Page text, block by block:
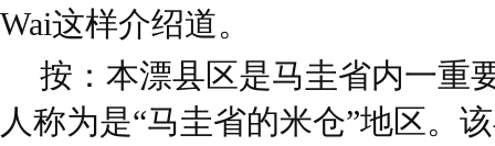
Wai这样介绍道。
按：本漂县区是马圭省内一重
人称为是“马圭省的米仓”地区。